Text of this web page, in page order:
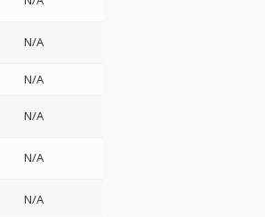
N/A
N/A
N/A
N/A
N/A